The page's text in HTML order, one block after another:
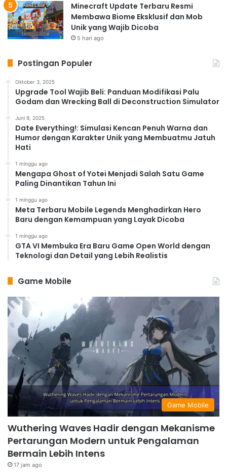
Minecraft Update Terbaru Resmi
Membawa Biome Eksklusif dan Mob
Unik yang Wajib Dicoba
5 hari ago
Postingan Populer
Oktober 3, 2025
Upgrade Tool Wajib Beli: Panduan Modifikasi Palu
Godam dan Wrecking Ball di Deconstruction Simulator
Juni 9, 2025
Date Everything!: Simulasi Kencan Penuh Warna dan
Humor dengan Karakter Unik yang Membuatmu Jatuh
Hati
1 minggu ago
Mengapa Ghost of Yotei Menjadi Salah Satu Game
Paling Dinantikan Tahun Ini
1 minggu ago
Meta Terbaru Mobile Legends Menghadirkan Hero
Baru dengan Kemampuan yang Layak Dicoba
1 minggu ago
GTA VI Membuka Era Baru Game Open World dengan
Teknologi dan Detail yang Lebih Realistis
Game Mobile
Game Mobile
Wuthering Waves Hadir dengan Mekanisme
Pertarungan Modern untuk Pengalaman
Bermain Lebih Intens
17 jam ago